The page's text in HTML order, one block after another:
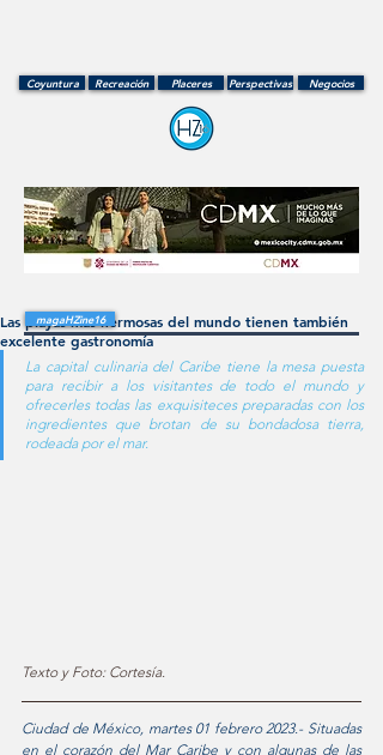
Coyuntura Recreación Placeres Negocios
Perspectivas
Las playas más hermosas del mundo tienen también
excelente gastronomía
La capital culinaria del Caribe tiene la mesa puesta
para recibir a los visitantes de todo el mundo y
ofrecerles todas las exquisiteces preparadas con los
ingredientes que brotan de su bondadosa tierra,
rodeada por el mar.
Texto y Foto: Cortesía.
Ciudad de México, martes 01 febrero 2023.- Situadas
en el corazón del Mar Caribe y con algunas de las
magaHZine16